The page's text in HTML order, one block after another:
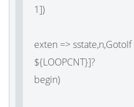
exten => sstate,n,GotoIf
${LOOPCNT}]?